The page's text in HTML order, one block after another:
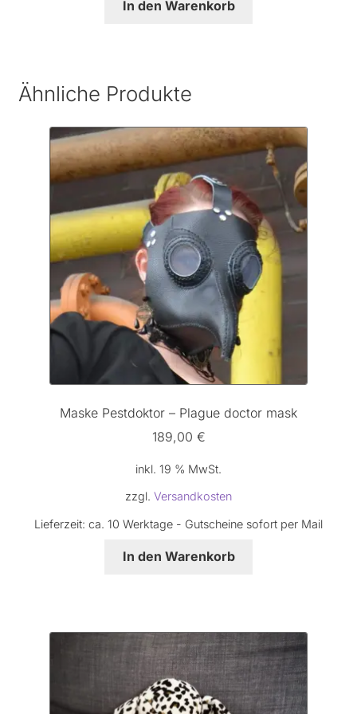
In den Warenkorb
Ähnliche Produkte
Maske Pestdoktor – Plague doctor mask
189,00 €
inkl. 19 % MwSt.
zzgl. Versandkosten
Lieferzeit: ca. 10 Werktage - Gutscheine sofort per Mail
In den Warenkorb